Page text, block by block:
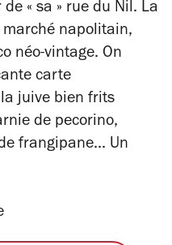
« sa » rue du Nil. La
napolitain,
néo-vintage. On
carte
juive bien frits
de pecorino,
frangipane... Un